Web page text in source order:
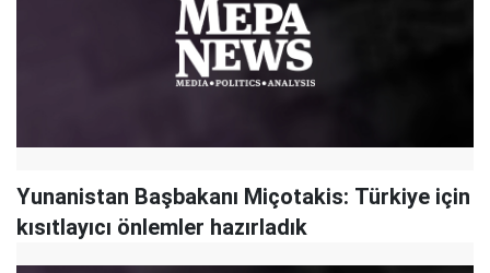
Yunanistan Başbakanı Miçotakis: Türkiye için
kısıtlayıcı önlemler hazırladık